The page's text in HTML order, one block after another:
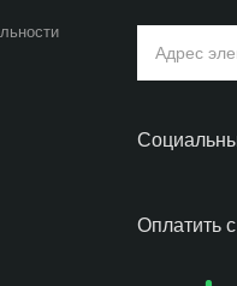
Оплатить с